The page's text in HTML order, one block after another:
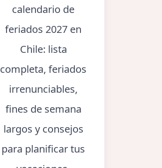
calendario de
feriados 2027 en
Chile: lista
completa, feriados
irrenunciables,
fines de semana
largos y consejos
para planificar tus